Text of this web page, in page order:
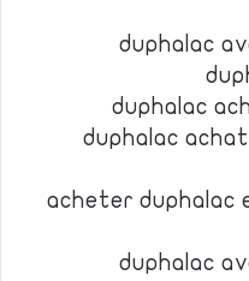
duphalac
duphalac
duphalac
acheter duphalac
duphalac